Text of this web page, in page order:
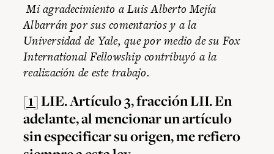
Mi agradecimiento a Luis Alberto Mejía
Albarrán por sus comentarios y a la
Universidad de Yale, que por medio de su Fox
International Fellowship contribuyó a la
realización de este trabajo.
[1]LIE. Artículo 3, fracción LII. En
adelante, al mencionar un artículo
sin especificar su origen, me refiero